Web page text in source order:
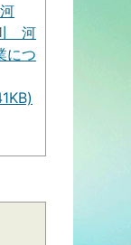
河
につ